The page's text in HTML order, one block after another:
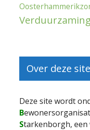
Verduurzaming
Over deze site
Deze site wordt
B
Starkenborgh, een